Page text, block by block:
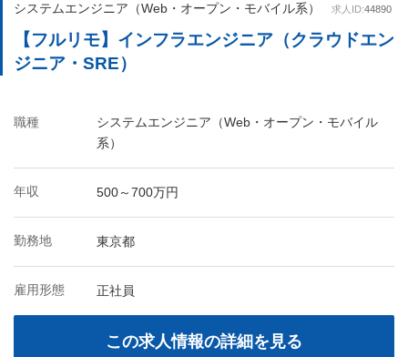
システムエンジニア（Web・オープン・モバイル系） 求人ID:44890
【フルリモ】インフラエンジニア（クラウドエン
ジニア・SRE）
職種
システムエンジニア（Web・オープン・モバイル
系）
年収 500～700万円
勤務地 東京都
雇用形態 正社員
この求人情報の詳細を見る